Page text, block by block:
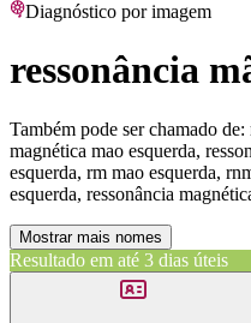
Diagnóstico por imagem
ressonância
Também pode ser chamado de:
magnética mao esquerda,
esquerda, rm mao esquerda,
esquerda, ressonância
Mostrar mais nomes
Resultado em até 3 dias úteis